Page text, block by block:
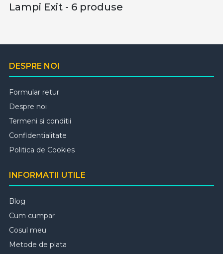
Lampi Exit - 6 produse
DESPRE NOI
Formular retur
Despre noi
Termeni si conditii
Confidentialitate
Politica de Cookies
INFORMATII UTILE
Blog
Cum cumpar
Cosul meu
Metode de plata